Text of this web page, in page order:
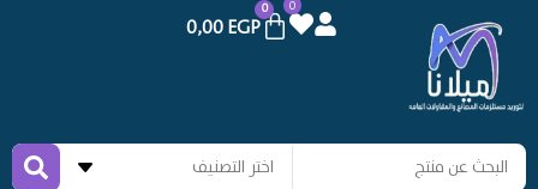
0
0,00EGP
0